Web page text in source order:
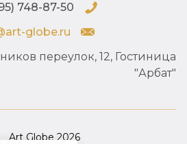
748-87-50
globe.ru
переулок, 12, Гостиница
"Арбат"
Art Globe 2026